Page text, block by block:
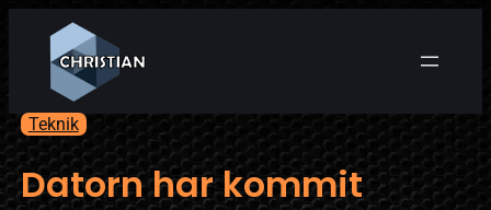
Teknik
Datorn har kommit